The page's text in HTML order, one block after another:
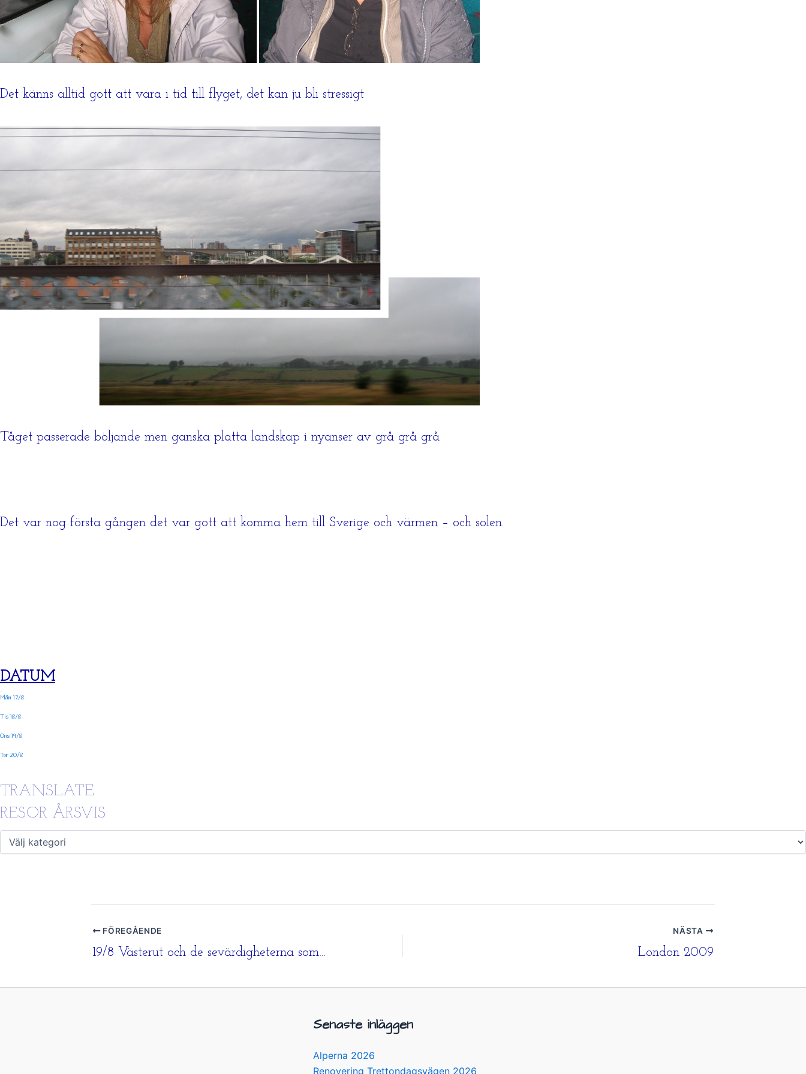
Det känns alltid gott att vara i tid till flyget, det kan ju bli stressigt
Tåget passerade böljande men ganska platta landskap i nyanser av grå grå grå
Det var nog första gången det var gott att komma hem till Sverige och värmen – och solen.
DATUM
Mån 17/8
Tis 18/8
Ons 19/8
Tor 20/8
TRANSLATE
RESOR ÅRSVIS
FÖREGÅENDE
19/8 Västerut och de sevärdigheterna som fanns där
NÄSTA
London 2009
Senaste inläggen
Alperna 2026
Renovering Trettondagsvägen 2026